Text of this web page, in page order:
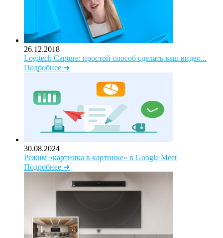
26.12.2018
Logitech Capture: простой способ сделать ваш видео...
Подробнее ➜
30.08.2024
Режим «картинка в картинке» в Google Meet
Подробнее ➜